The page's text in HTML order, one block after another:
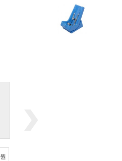
원